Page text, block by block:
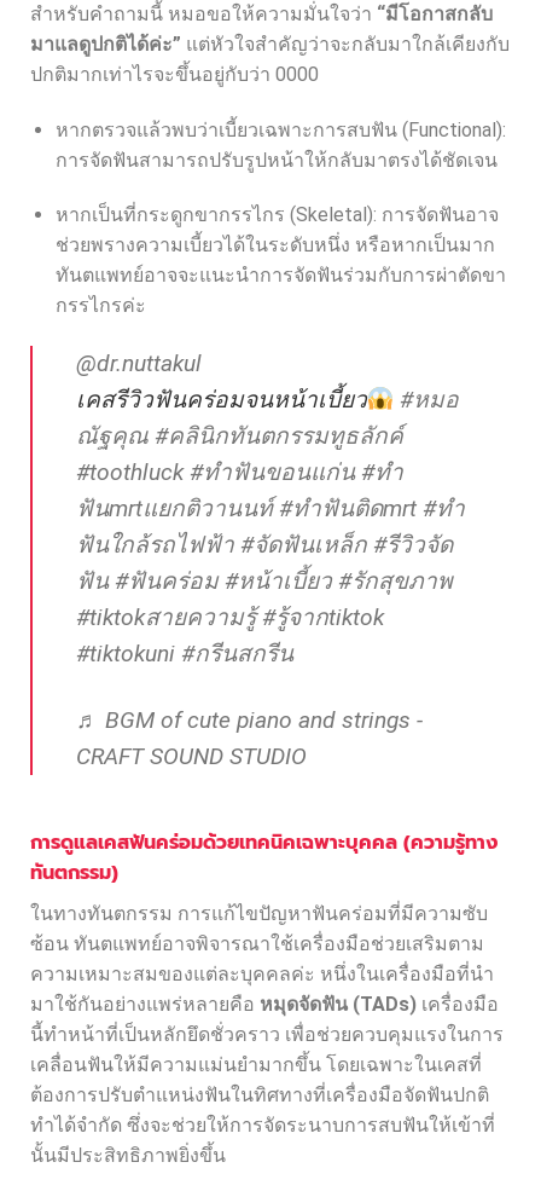
สำหรับคำถามนี้ หมอขอให้ความมั่นใจว่า “มีโอกาสกลับ
มาแลดูปกติได้ค่ะ” แต่หัวใจสำคัญว่าจะกลับมาใกล้เคียงกับ
ปกติมากเท่าไรจะขึ้นอยู่กับว่า 0000
หากตรวจแล้วพบว่าเบี้ยวเฉพาะการสบฟัน (Functional):
การจัดฟันสามารถปรับรูปหน้าให้กลับมาตรงได้ชัดเจน
หากเป็นที่กระดูกขากรรไกร (Skeletal): การจัดฟันอาจ
ช่วยพรางความเบี้ยวได้ในระดับหนึ่ง หรือหากเป็นมาก
ทันตแพทย์อาจจะแนะนำการจัดฟันร่วมกับการผ่าตัดขา
กรรไกรค่ะ
@dr.nuttakul
เคสรีวิวฟันคร่อมจนหน้าเบี้ยว
#หมอ
ณัฐคุณ #คลินิกทันตกรรมทูธลักค์
#toothluck #ทําฟันขอนแก่น #ทํา
ฟันmrtแยกติวานนท์ #ทําฟันติดmrt #ทํา
ฟันใกล้รถไฟฟ้า #จัดฟันเหล็ก #รีวิวจัด
ฟัน #ฟันคร่อม #หน้าเบี้ยว #รักสุขภาพ
#tiktokสายความรู้ #รู้จากtiktok
#tiktokuni #กรีนสกรีน
♬ BGM of cute piano and strings -
CRAFT SOUND STUDIO
การดูแลเคสฟันคร่อมด้วยเทคนิคเฉพาะบุคคล (ความรู้ทาง
ทันตกรรม)
ในทางทันตกรรม การแก้ไขปัญหาฟันคร่อมที่มีความซับ
ซ้อน ทันตแพทย์อาจพิจารณาใช้เครื่องมือช่วยเสริมตาม
ความเหมาะสมของแต่ละบุคคลค่ะ หนึ่งในเครื่องมือที่นำ
มาใช้กันอย่างแพร่หลายคือ หมุดจัดฟัน (TADs) เครื่องมือ
นี้ทำหน้าที่เป็นหลักยึดชั่วคราว เพื่อช่วยควบคุมแรงในการ
เคลื่อนฟันให้มีความแม่นยำมากขึ้น โดยเฉพาะในเคสที่
ต้องการปรับตำแหน่งฟันในทิศทางที่เครื่องมือจัดฟันปกติ
ทำได้จำกัด ซึ่งจะช่วยให้การจัดระนาบการสบฟันให้เข้าที่
นั้นมีประสิทธิภาพยิ่งขึ้น